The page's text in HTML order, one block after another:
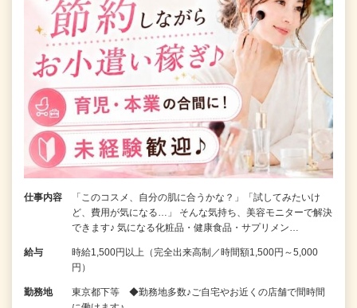
仕事内容
「このコスメ、自分の肌に合うかな？」「試してみたいけ
ど、費用が気になる…」 そんな気持ち、美容モニターで解決
できます♪ 気になる化粧品・健康食品・サプリメン…
給与
時給1,500円以上（完全出来高制／時間額1,500円～5,000
円）
勤務地
東京都下等 ◆勤務地多数♪ご自宅やお近くの店舗で間時間